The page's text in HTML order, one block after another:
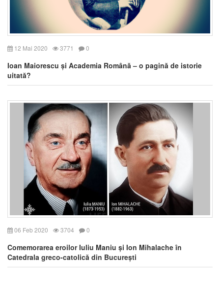
12 Mai 2020 3771 0
Ioan Maiorescu și Academia Română – o pagină de istorie
uitată?
06 Feb 2020 3704 0
Comemorarea eroilor Iuliu Maniu și Ion Mihalache în
Catedrala greco-catolică din București